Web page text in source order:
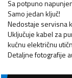
Sa potpuno
Samo jedan ključ!
Nedostaje servisna
Uključuje kabel za
kućnu električnu
Detaljne fotografije